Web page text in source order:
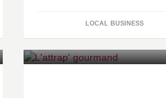
LOCAL BUSINESS